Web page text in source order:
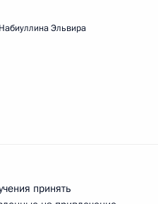
Набиуллина Эльвира
принять